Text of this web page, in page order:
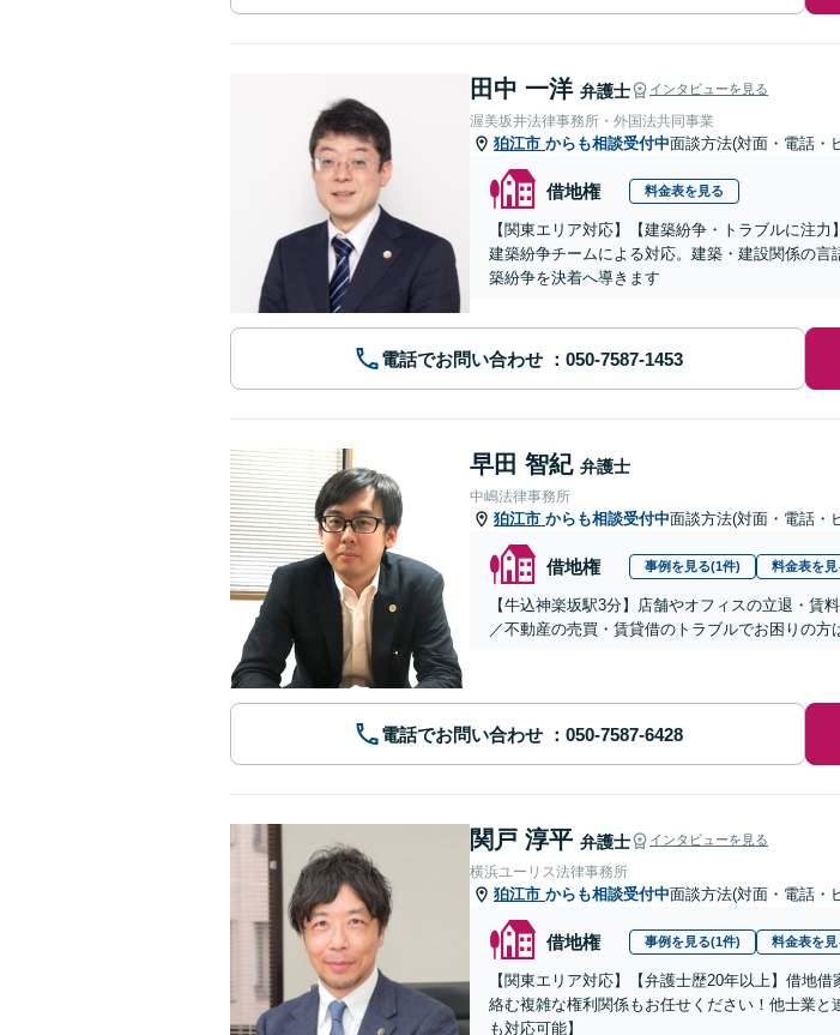
田中 一洋 弁護士 インタビューを見る
渥美坂井法律事務所・外国法共同事業
狛江市 からも相談受付中面談方法(対面・電話・
借地権 料金表を見る
【関東エリア対応】【建築紛争・トラブルに注
建築紛争チームによる対応。建築・建設関係の
築紛争を決着へ導きます
電話でお問い合わせ
早田 智紀 弁護士
中嶋法律事務所
狛江市 からも相談受付中面談方法(対面・電話・
借地権 事例を見る(1件) 料金表を見
【牛込神楽坂駅3分】店舗やオフィスの立退・
／不動産の売買・賃貸借のトラブルでお困りの方
電話でお問い合わせ
関戸 淳平 弁護士 インタビューを見る
横浜ユーリス法律事務所
狛江市 からも相談受付中面談方法(対面・電話・
借地権 事例を見る(1件) 料金表を見
【関東エリア対応】【弁護士歴20年以上】借地
絡む複雑な権利関係もお任せください！他士業
も対応可能】